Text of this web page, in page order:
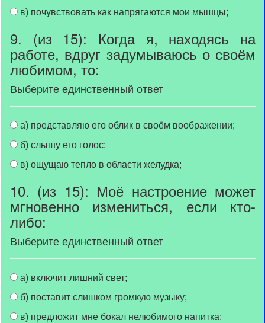
в) почувствовать как напрягаются мои мышцы;
9. (из 15): Когда я, находясь на
работе, вдруг задумываюсь о своём
любимом, то:
Выберите единственный ответ
а) представляю его облик в своём воображении;
б) слышу его голос;
в) ощущаю тепло в области желудка;
10. (из 15): Моё настроение может
мгновенно измениться, если кто-
либо:
Выберите единственный ответ
а) включит лишний свет;
б) поставит слишком громкую музыку;
в) предложит мне бокал нелюбимого напитка;